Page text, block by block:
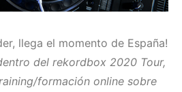
llega el momento de España!
del rekordbox 2020 Tour,
formación online sobre